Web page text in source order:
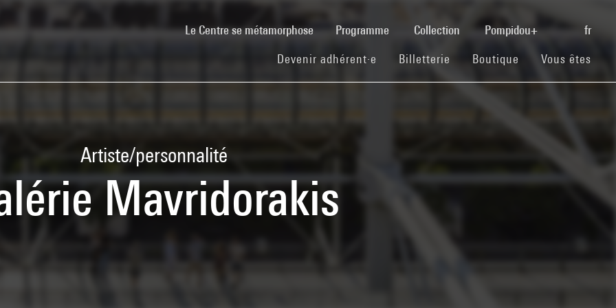
Le Centre se métamorphose(current)Programme Collection Pompidou+ fr
Devenir adhérent·e (current)
Billetterie (current)
Boutique (current)
Vous êtes
Artiste/personnalité
Mavridorakis